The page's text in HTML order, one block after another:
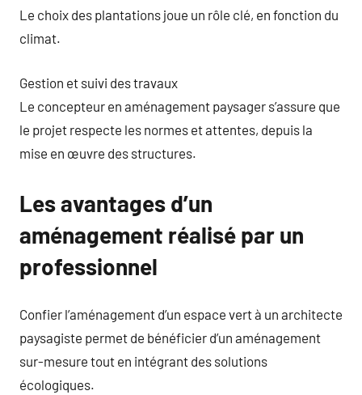
Le choix des plantations joue un rôle clé, en fonction du
climat.
Gestion et suivi des travaux
Le concepteur en aménagement paysager s’assure que
le projet respecte les normes et attentes, depuis la
mise en œuvre des structures.
Les avantages d’un
aménagement réalisé par un
professionnel
Confier l’aménagement d’un espace vert à un architecte
paysagiste permet de bénéficier d’un aménagement
sur-mesure tout en intégrant des solutions
écologiques.